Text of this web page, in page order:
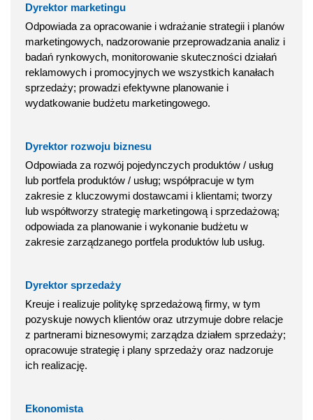
Dyrektor marketingu
Odpowiada za opracowanie i wdrażanie strategii i planów
marketingowych, nadzorowanie przeprowadzania analiz i
badań rynkowych, monitorowanie skuteczności działań
reklamowych i promocyjnych we wszystkich kanałach
sprzedaży; prowadzi efektywne planowanie i
wydatkowanie budżetu marketingowego.
Dyrektor rozwoju biznesu
Odpowiada za rozwój pojedynczych produktów / usług
lub portfela produktów / usług; współpracuje w tym
zakresie z kluczowymi dostawcami i klientami; tworzy
lub współtworzy strategię marketingową i sprzedażową;
odpowiada za planowanie i wykonanie budżetu w
zakresie zarządzanego portfela produktów lub usług.
Dyrektor sprzedaży
Kreuje i realizuje politykę sprzedażową firmy, w tym
pozyskuje nowych klientów oraz utrzymuje dobre relacje
z partnerami biznesowymi; zarządza działem sprzedaży;
opracowuje strategię i plany sprzedaży oraz nadzoruje
ich realizację.
Ekonomista